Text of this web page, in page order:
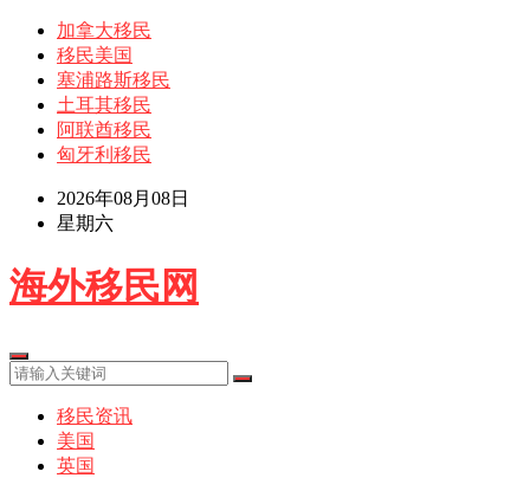
加拿大移民
移民美国
塞浦路斯移民
土耳其移民
阿联酋移民
匈牙利移民
2026年08月08日
星期六
海外移民网
移民资讯
美国
英国